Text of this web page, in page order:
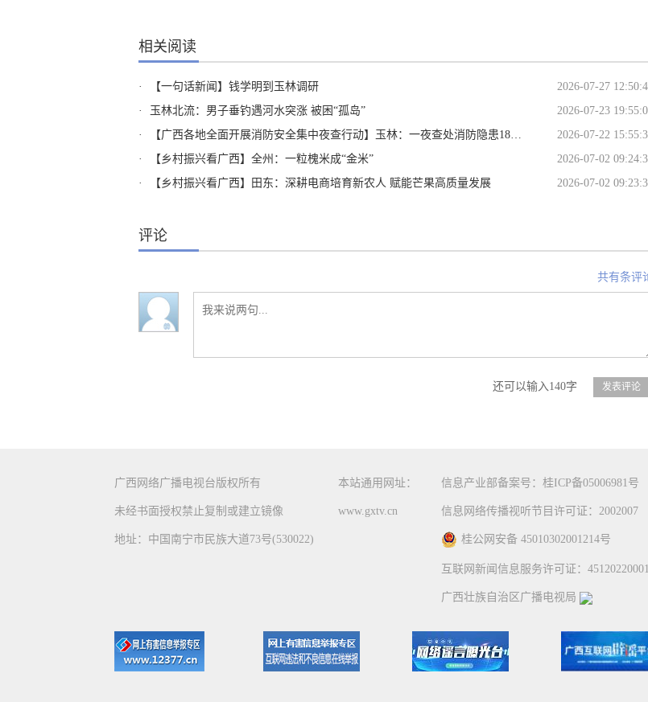
相关阅读
· 【一句话新闻】钱学明到玉林调研
2026-07-27
·
玉林北流：男子垂钓遇河水突涨 被困“孤岛”
2026-07-23
·
【广西各地全面开展消防安全集中夜查行动】玉林：一夜查处消防隐患185处
2026-07-22
·
【乡村振兴看广西】全州：一粒槐米成“金米”
2026-07-02
·
【乡村振兴看广西】田东：深耕电商培育新农人 赋能芒果高质量发展 2026-07-02
评论
共有条评
还可以输入140字
广西网络广播电视台版权所有
未经书面授权禁止复制或建立镜像
地址：中国南宁市民族大道73号(530022)
本站通用网址：
www.gxtv.cn
信息产业部备案号：桂ICP备05006981号
信息网络传播视听节目许可证：2002007
桂公网安备 45010302001214号
互联网新闻信息服务许可证：45120220001
广西壮族自治区广播电视局